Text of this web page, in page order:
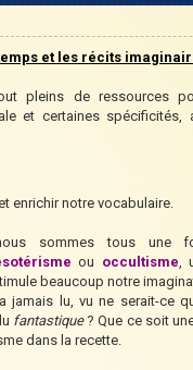
et les récits
pleins de ressources
et certaines spécificités,
enrichir notre vocabulaire.
sommes tous une
ou occultisme,
beaucoup notre
jamais lu, vu ne serait-ce
fantastique? Que ce soit
dans la recette.